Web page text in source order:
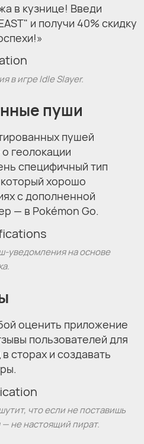
в кузнице! Введи
и получи 40% скидку
в игре Idle Slayer.
пуши
пушей
геолокации
специфичный тип
хорошо
с дополненной
— в Pokémon Go.
уведомления на основе
оценить приложение
пользователей для
сторах и создавать
что если не поставишь
не настоящий пират.